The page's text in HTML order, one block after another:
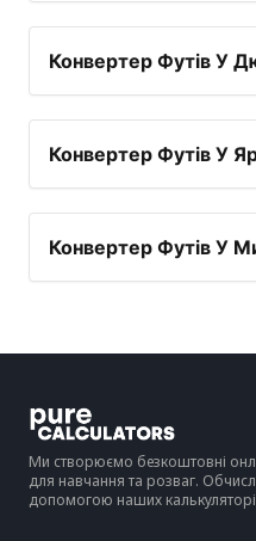
Конвертер Футів У
Конвертер Футів У
Конвертер Футів У
Ми створюємо безкоштовні
для навчання та розваг.
допомогою наших